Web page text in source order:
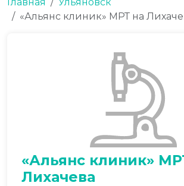
«Альянс клиник» МРТ на
«Альянс клиник»
Лихачева